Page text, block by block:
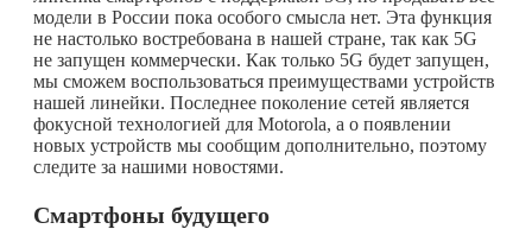
модели в России пока особого смысла нет. Эта функция
не настолько востребована в нашей стране, так как 5G
не запущен коммерчески. Как только 5G будет запущен,
мы сможем воспользоваться преимуществами устройств
нашей линейки. Последнее поколение сетей является
фокусной технологией для Motorola, а о появлении
новых устройств мы сообщим дополнительно, поэтому
следите за нашими новостями.
Смартфоны будущего